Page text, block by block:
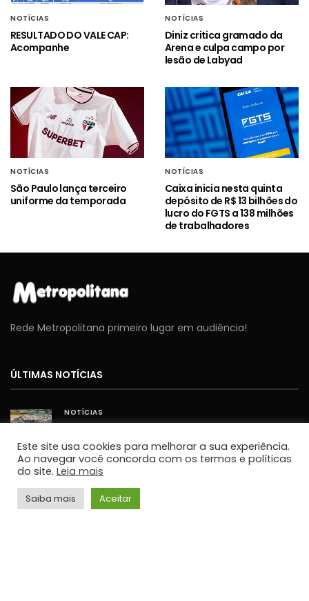
NOTÍCIAS
RESULTADO DO VALE CAP:
Acompanhe
NOTÍCIAS
Diniz critica gramado da
Arena e culpa campo por
lesão de Labyad
NOTÍCIAS
São Paulo lança terceiro
uniforme da temporada
NOTÍCIAS
Caixa inicia nesta quinta
depósito de R$ 13 bilhões do
lucro do FGTS a 138 milhões
de trabalhadores
Rede Metropolitana primeiro lugar em audiência!
ÚLTIMAS NOTÍCIAS
NOTÍCIAS
Cavex libera 2º lote de ingressos gratuitos para o
JORNALISMO
NOTÍCIAS
Umidade relativa do ar fica abaixo de 30% em
cidades do Vale do Paraíba
Este site usa cookies para melhorar a sua experiência.
Ao navegar você concorda com os termos e políticas
do site. Leia mais
Saiba mais Aceitar